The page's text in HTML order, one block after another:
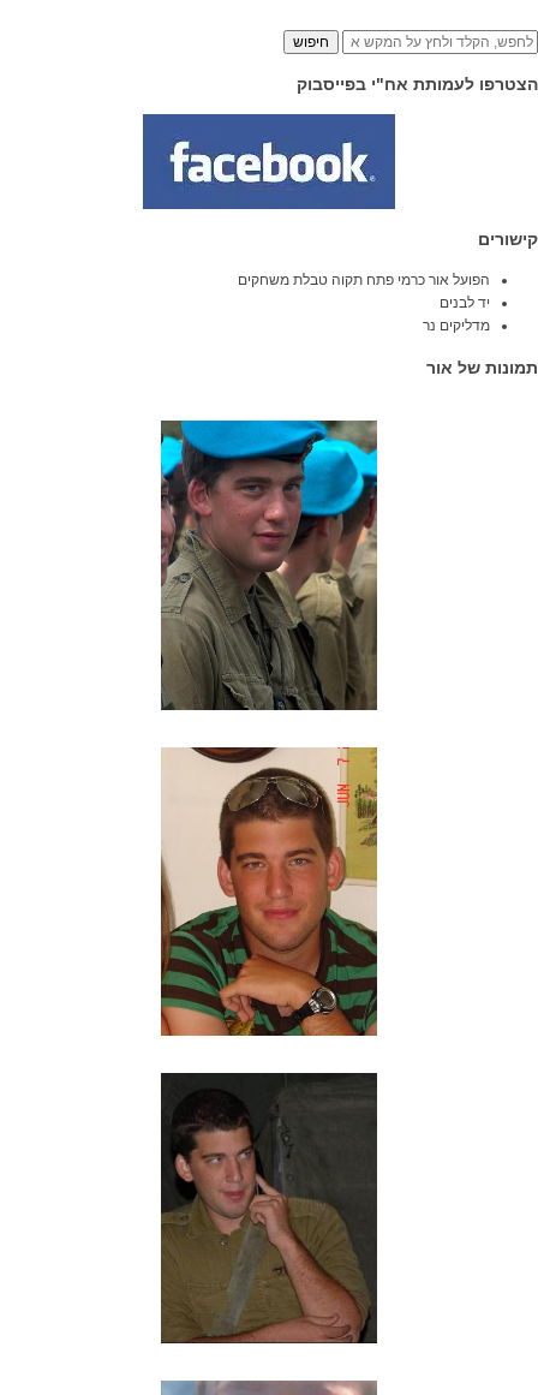
חיפוש
הצטרפו לעמותת אח"י בפייסבוק
קישורים
הפועל אור כרמי פתח תקוה טבלת משחקים
יד לבנים
מדליקים נר
תמונות של אור